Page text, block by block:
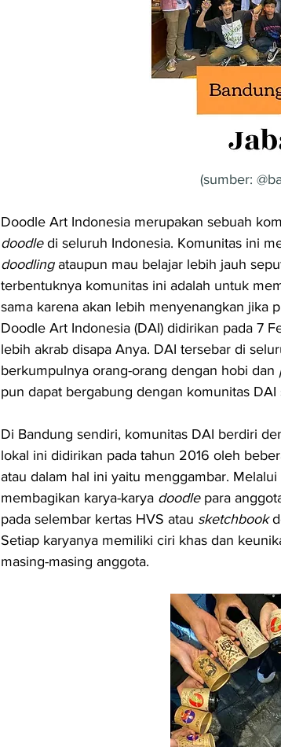
(sumber:
Doodle Art Indonesia merupakan sebuah
doodle di seluruh Indonesia. Komunitas ini
doodling ataupun mau belajar lebih jauh
terbentuknya komunitas ini adalah untuk
sama karena akan lebih menyenangkan jika
Doodle Art Indonesia (DAI) didirikan pada 7
lebih akrab disapa Anya. DAI tersebar di
berkumpulnya orang-orang dengan hobi dan
pun dapat bergabung dengan komunitas
Di Bandung sendiri, komunitas DAI berdiri
lokal ini didirikan pada tahun 2016 oleh
atau dalam hal ini yaitu menggambar.
membagikan karya-karya doodle para
pada selembar kertas HVS atau sketchbook
Setiap karyanya memiliki ciri khas dan
masing-masing anggota.